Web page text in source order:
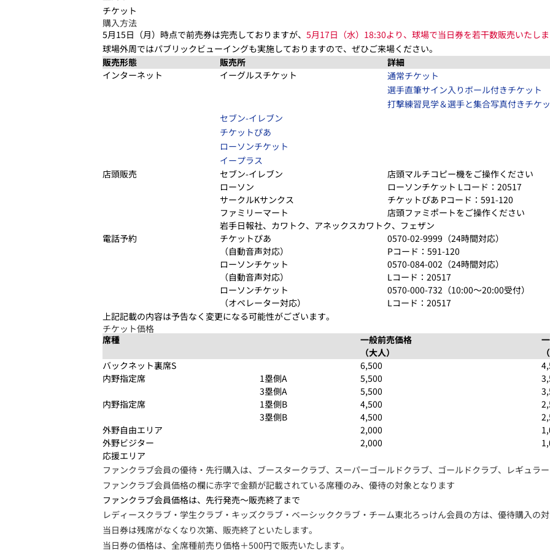
チケット
購入方法
5月15日（月）時点で前売券は完売しておりますが、 5月17日（水）18:30より、球場で当日券を若干数販売いたしま
球場外周ではパブリックビューイングも実施しておりますので、ぜひご来場ください。
販売形態
販売所
詳細
インターネット
イーグルスチケット
通常チケット
選手直筆サイン入りボール付きチケット
打撃練習見学＆選手と集合写真付きチケ
セブン-イレブン
チケットぴあ
ローソンチケット
イープラス
店頭販売
セブン-イレブン
店頭マルチコピー機をご操作ください
ローソン
ローソンチケット Lコード：20517
サークルKサンクス
チケットぴあ Pコード：591-120
ファミリーマート
店頭ファミポートをご操作ください
岩手日報社、カワトク、アネックスカワトク、フェザン
電話予約
チケットぴあ
（自動音声対応）
0570-02-9999（24時間対応）
Pコード：591-120
ローソンチケット
（自動音声対応）
0570-084-002（24時間対応）
Lコード：20517
ローソンチケット
（オペレーター対応）
0570-000-732（10:00～20:00受付）
Lコード：20517
上記記載の内容は予告なく変更になる可能性がございます。
チケット価格
席種
一般前売価格
（大人）
バックネット裏席S
6,500
内野指定席
1塁側A 5,500
3塁側A
5,500
内野指定席
1塁側B 4,500
3塁側B
4,500
外野自由エリア
2,000
外野ビジター
応援エリア
2,000
ファンクラブ会員の優待・先行購入は、ブースタークラブ、スーパーゴールドクラブ、ゴールドクラブ、レギュラ
ファンクラブ会員価格の欄に赤字で金額が記載されている席種のみ、優待の対象となります
ファンクラブ会員価格は、先行発売～販売終了まで
レディースクラブ・学生クラブ・キッズクラブ・ベーシッククラブ・チーム東北ろっけん会員の方は、優待購入の
当日券は残席がなくなり次第、販売終了といたします。
当日券の価格は、全席種前売り価格＋500円で販売いたします。